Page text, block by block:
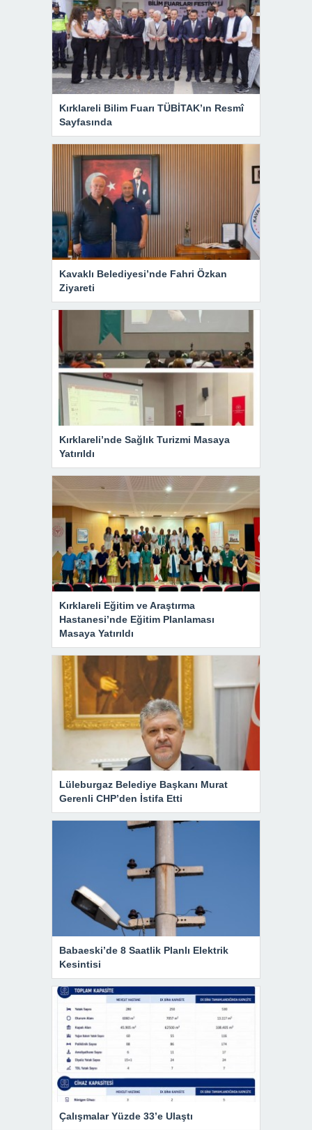
Kırklareli Bilim Fuarı TÜBİTAK’ın Resmî
Sayfasında
Kavaklı Belediyesi’nde Fahri Özkan
Ziyareti
Kırklareli’nde Sağlık Turizmi Masaya
Yatırıldı
Kırklareli Eğitim ve Araştırma
Hastanesi’nde Eğitim Planlaması
Masaya Yatırıldı
Lüleburgaz Belediye Başkanı Murat
Gerenli CHP’den İstifa Etti
Babaeski’de 8 Saatlik Planlı Elektrik
Kesintisi
Çalışmalar Yüzde 33’e Ulaştı